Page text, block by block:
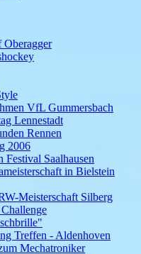
Oberagger
VfL Gummersbach
Lennestadt
Rennen
2006
Festival Saalhausen
in Bielstein
Meisterschaft Silberg
Treffen - Aldenhoven
Mechatroniker